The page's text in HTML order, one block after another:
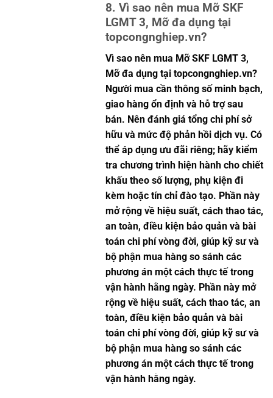
8. Vì sao nên mua Mỡ SKF
LGMT 3, Mỡ đa dụng tại
topcongnghiep.vn?
Vì sao nên mua Mỡ SKF LGMT 3,
Mỡ đa dụng tại topcongnghiep.vn?
Người mua cần thông số minh bạch,
giao hàng ổn định và hỗ trợ sau
bán. Nên đánh giá tổng chi phí sở
hữu và mức độ phản hồi dịch vụ. Có
thể áp dụng ưu đãi riêng; hãy kiểm
tra chương trình hiện hành cho chiết
khấu theo số lượng, phụ kiện đi
kèm hoặc tín chỉ đào tạo. Phần này
mở rộng về hiệu suất, cách thao tác,
an toàn, điều kiện bảo quản và bài
toán chi phí vòng đời, giúp kỹ sư và
bộ phận mua hàng so sánh các
phương án một cách thực tế trong
vận hành hằng ngày. Phần này mở
rộng về hiệu suất, cách thao tác, an
toàn, điều kiện bảo quản và bài
toán chi phí vòng đời, giúp kỹ sư và
bộ phận mua hàng so sánh các
phương án một cách thực tế trong
vận hành hằng ngày.